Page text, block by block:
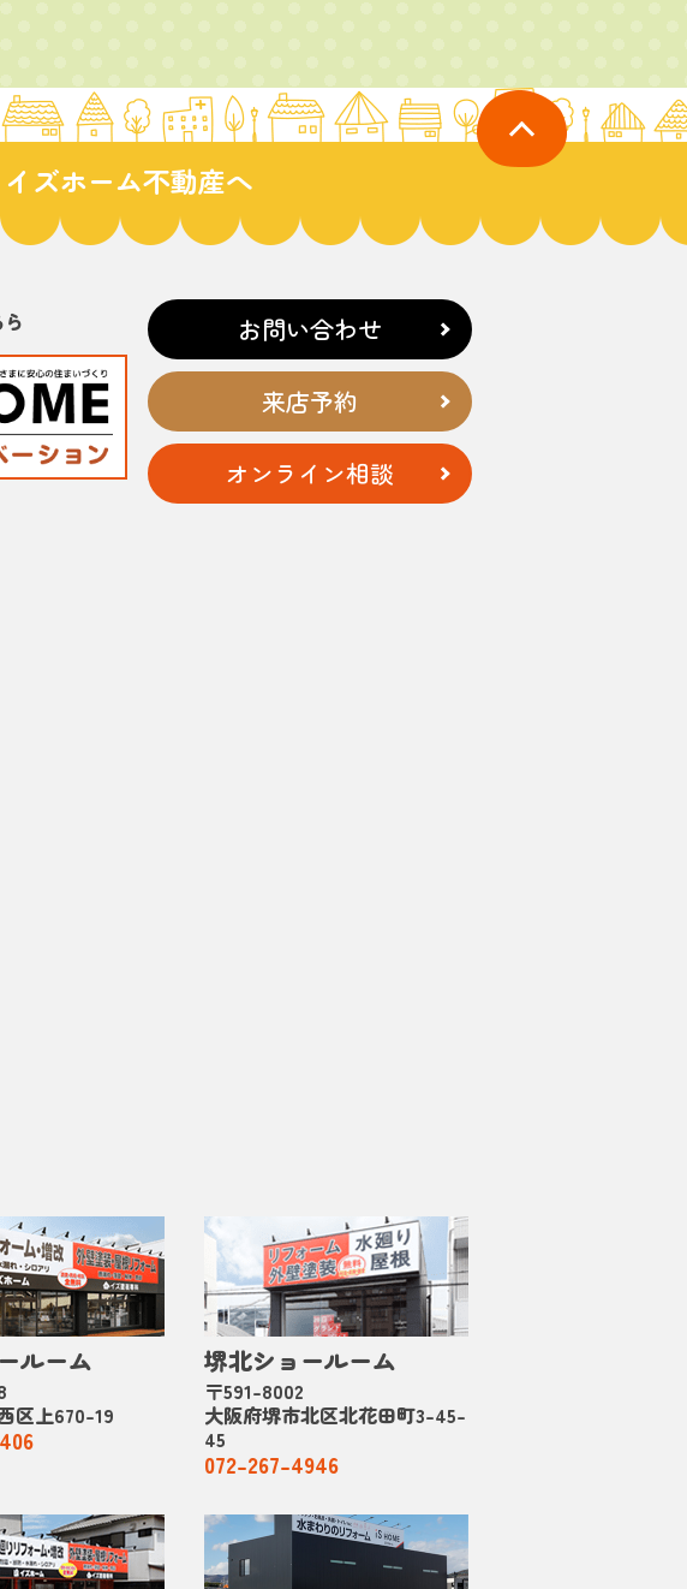
ズホーム不動産へ
お問い合わせ
来店予約
オンライン相談
ルーム
区上670-19
堺北ショールーム
〒591-8002
大阪府堺市北区北花田町3-45-
45
072-267-4946